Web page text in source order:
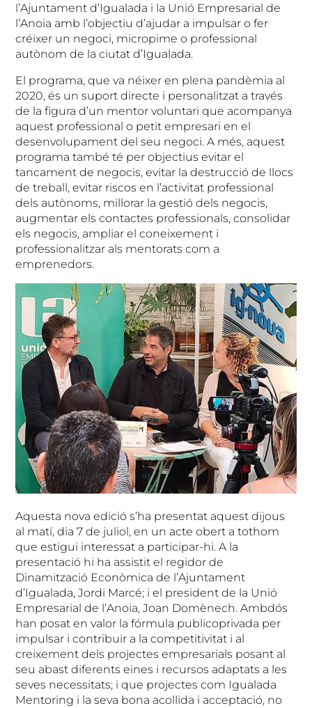
l’Ajuntament d’Igualada i la Unió Empresarial de
l’Anoia amb l’objectiu d’ajudar a impulsar o fer
créixer un negoci, micropime o professional
autònom de la ciutat d’Igualada.
El programa, que va néixer en plena pandèmia al
2020, és un suport directe i personalitzat a través
de la figura d’un mentor voluntari que acompanya
aquest professional o petit empresari en el
desenvolupament del seu negoci. A més, aquest
programa també té per objectius evitar el
tancament de negocis, evitar la destrucció de llocs
de treball, evitar riscos en l’activitat professional
dels autònoms, millorar la gestió dels negocis,
augmentar els contactes professionals, consolidar
els negocis, ampliar el coneixement i
professionalitzar als mentorats com a
emprenedors.
Aquesta nova edició s’ha presentat aquest dijous
al matí, dia 7 de juliol, en un acte obert a tothom
que estigui interessat a participar-hi. A la
presentació hi ha assistit el regidor de
Dinamització Econòmica de l’Ajuntament
d’Igualada, Jordi Marcé; i el president de la Unió
Empresarial de l’Anoia, Joan Domènech. Ambdós
han posat en valor la fórmula publicoprivada per
impulsar i contribuir a la competitivitat i al
creixement dels projectes empresarials posant al
seu abast diferents eines i recursos adaptats a les
seves necessitats; i que projectes com Igualada
Mentoring i la seva bona acollida i acceptació, no